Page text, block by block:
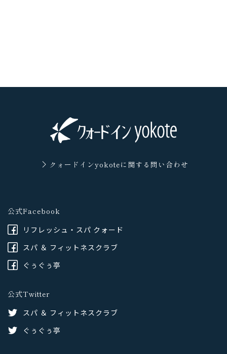
クォードインyokoteに 関する問い合わせ
公式Facebook
リフレッシュ・スパ クォード
スパ ＆ フィットネスクラブ
ぐぅぐぅ亭
公式Twitter
スパ ＆ フィットネスクラブ
ぐぅぐぅ亭